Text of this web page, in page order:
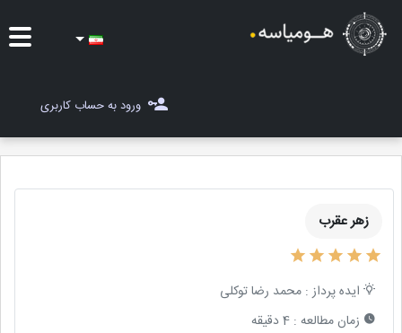
مجله هومیاسه
ورود به حساب کاربری
زهر عقرب
ایده پرداز :محمد رضا توکلی
زمان مطالعه :4 دقیقه